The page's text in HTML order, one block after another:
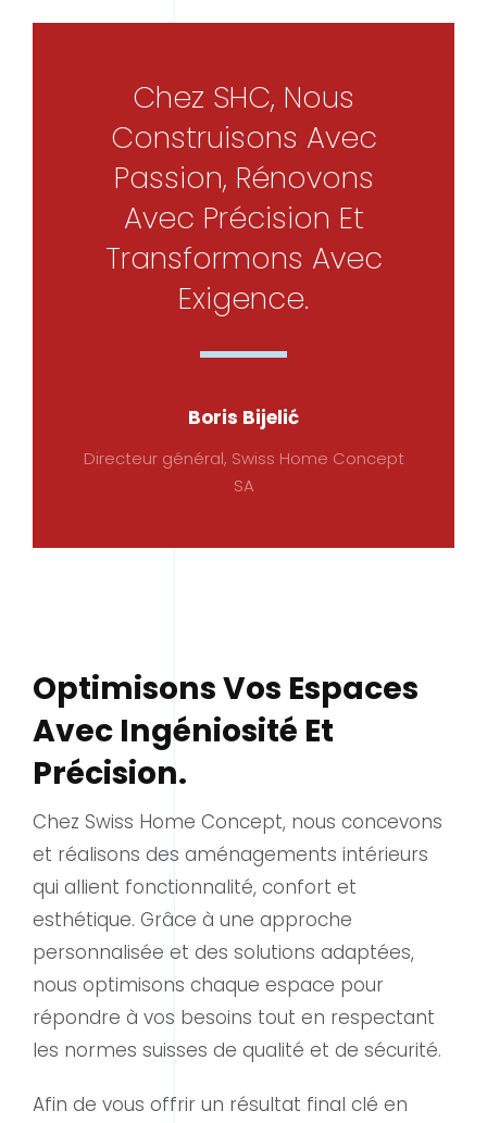
Chez SHC, Nous
Construisons Avec
Passion, Rénovons
Avec Précision Et
Transformons Avec
Exigence.
Boris Bijelić
Directeur général, Swiss Home Concept
SA
Optimisons Vos Espaces
Avec Ingéniosité Et
Précision.
Chez Swiss Home Concept, nous concevons
et réalisons des aménagements intérieurs
qui allient fonctionnalité, confort et
esthétique. Grâce à une approche
personnalisée et des solutions adaptées,
nous optimisons chaque espace pour
répondre à vos besoins tout en respectant
les normes suisses de qualité et de sécurité.
Afin de vous offrir un résultat final clé en